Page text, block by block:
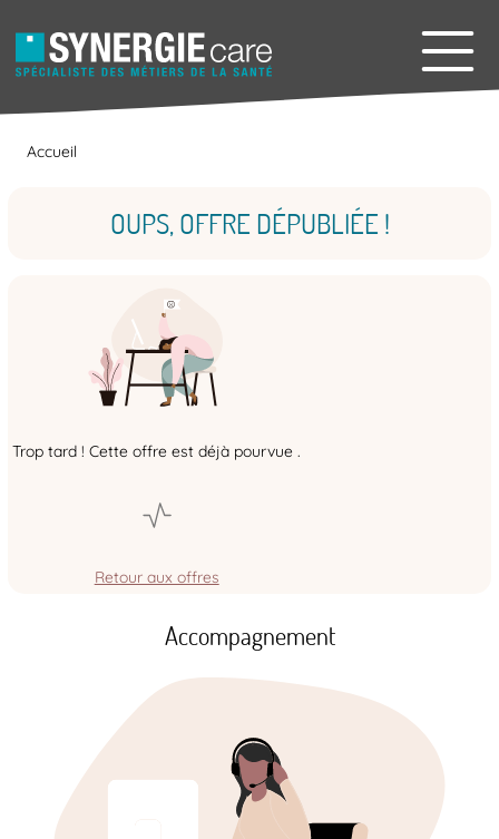
Accueil
OUPS, OFFRE DÉPUBLIÉE !
Trop tard ! Cette offre est déjà pourvue .
Retour aux offres
Accompagnement